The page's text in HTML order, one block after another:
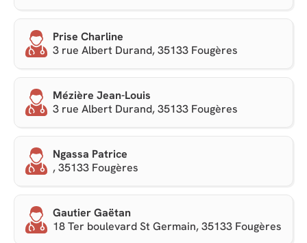
Prise Charline
3 rue Albert Durand, 35133 Fougères
Mézière Jean-Louis
3 rue Albert Durand, 35133 Fougères
Ngassa Patrice
, 35133 Fougères
Gautier Gaëtan
18 Ter boulevard St Germain, 35133 Fougères